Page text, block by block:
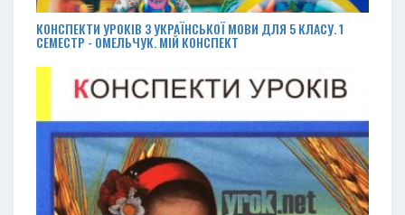
КОНСПЕКТИ УРОКІВ З УКРАЇНСЬКОЇ МОВИ ДЛЯ 5 КЛАСУ. 1
СЕМЕСТР - ОМЕЛЬЧУК. МІЙ КОНСПЕКТ